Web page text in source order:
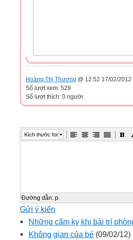
Hoàng Thị Thương @ 12:52 17/02/2012
Số lượt xem: 529
Số lượt thích: 0 người
Kích thước font
Đường dẫn: p
Gửi ý kiến
Những cấm kỵ khi bài trí
Không gian của bé (09/02/12)